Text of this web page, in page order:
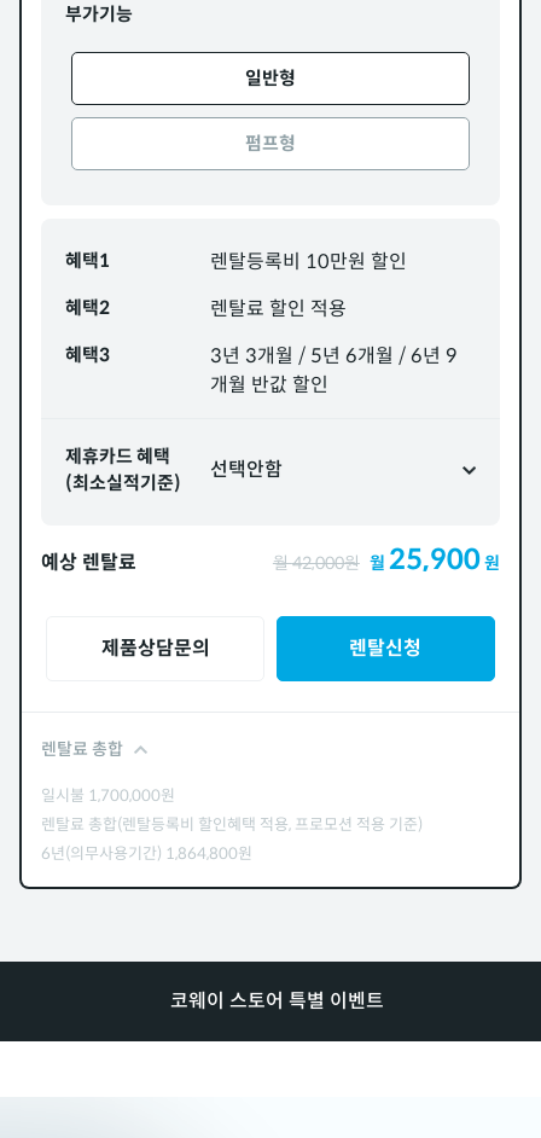
부가기능
일반형
펌프형
혜택1 렌탈등록비 10만원 할인
혜택2 렌탈료 할인 적용
혜택3
3년 3개월 / 5년 6개월 / 6년 9
개월 반값 할인
제휴카드 혜택
(최소실적기준)
선택안함
예상 렌탈료 월42,000원 월 25,900원
제품상담문의 렌탈신청
렌탈료 총합
일시불 1,700,000원
렌탈료 총합(렌탈등록비 할인혜택 적용, 프로모션 적용 기준)
6년(의무사용기간) 1,864,800원
코웨이 스토어 특별 이벤트